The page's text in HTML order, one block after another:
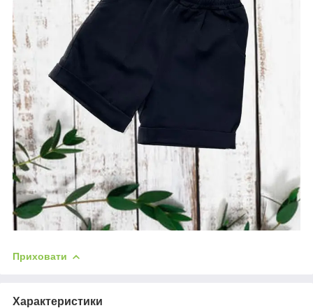
Приховати
Характеристики